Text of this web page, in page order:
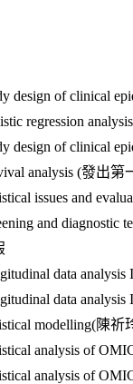
design of clinical
regression
design of clinical
analysis (發出
issues and
and diagnostic
data
data
modelling(陳祈
analysis of
analysis of